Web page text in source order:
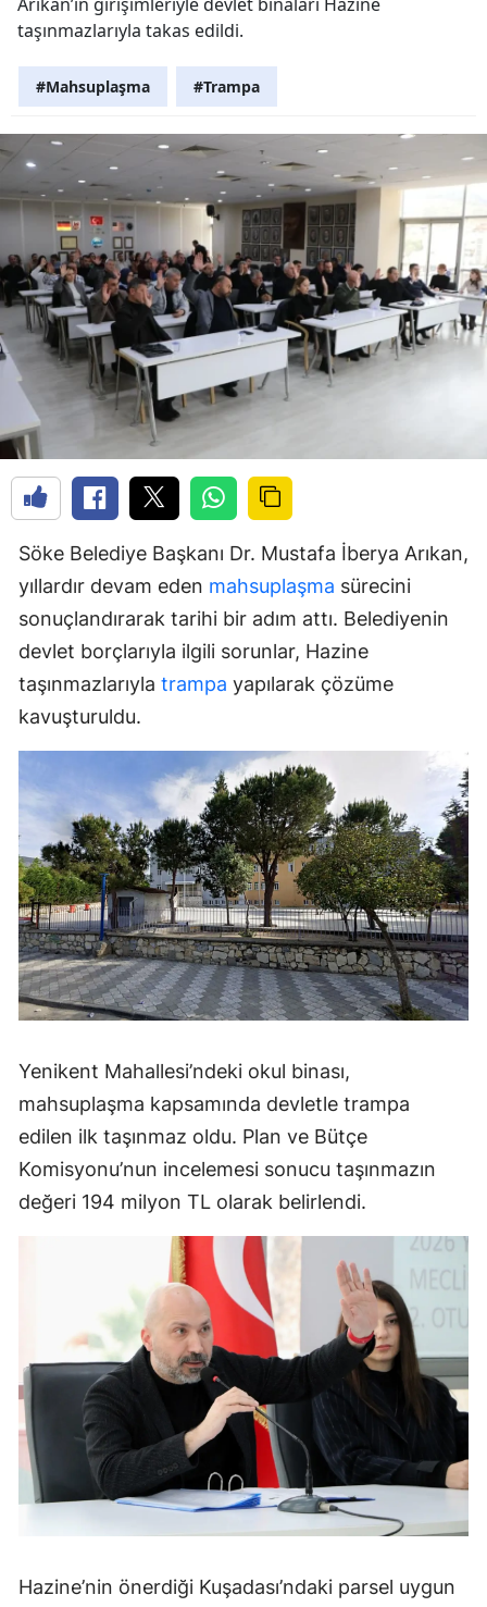
taşınmazlarıyla takas edildi.
#Mahsuplaşma #Trampa
Söke Belediye Başkanı Dr. Mustafa İberya Arıkan,
yıllardır devam eden mahsuplaşma sürecini
sonuçlandırarak tarihi bir adım attı. Belediyenin
devlet borçlarıyla ilgili sorunlar, Hazine
taşınmazlarıyla trampa yapılarak çözüme
kavuşturuldu.
Yenikent Mahallesi’ndeki okul binası,
mahsuplaşma kapsamında devletle trampa
edilen ilk taşınmaz oldu. Plan ve Bütçe
Komisyonu’nun incelemesi sonucu taşınmazın
değeri 194 milyon TL olarak belirlendi.
Hazine’nin önerdiği Kuşadası’ndaki parsel uygun